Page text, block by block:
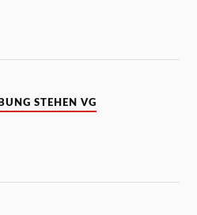
STEHEN VG